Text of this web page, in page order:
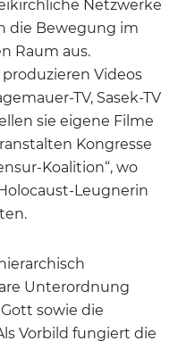
Netzwerke
die Bewegung im
Raum aus.
Videos
TV, Sasek-TV
sie eigene Filme
Kongresse
Koalition“, wo
Leugnerin
Unterordnung
sowie die
Vorbild fungiert die